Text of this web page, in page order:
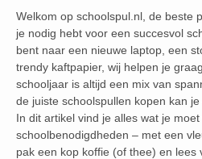
Welkom op schoolspul.nl, de beste
je nodig hebt voor een succesvol
bent naar een nieuwe laptop, een
trendy kaftpapier, wij helpen je
schooljaar is altijd een mix van
de juiste schoolspullen kopen kan
In dit artikel vind je alles wat je
schoolbenodigdheden – met een
pak een kop koffie (of thee) en lees